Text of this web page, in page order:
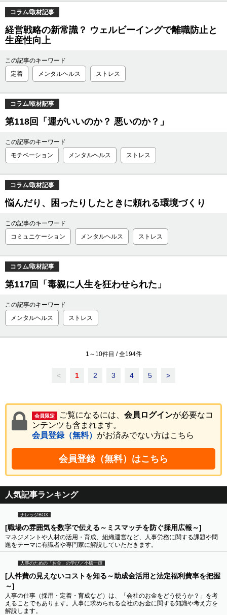
コラム/取材記事
経営戦略の新常識？ ウェルビーイングで離職防止と
生産性向上
この記事のキーワード
定着
メンタルヘルス ストレス
コラム/取材記事
第118回「運がいいのか？ 悪いのか？」
この記事のキーワード
モチベーション
メンタルヘルス ストレス
コラム/取材記事
悩んだり、困ったりしたときに頼れる環境づくり
この記事のキーワード
コミュニケーション
メンタルヘルス ストレス
コラム/取材記事
第117回「毒親に人生を狂わせられた」
この記事のキーワード
メンタルヘルス
ストレス
1 ～ 10件目 / 全194件
< 1 2 3 4 5 >
会員限定 ご覧になるには、 会員ログインが必要なコ
ンテンツも含まれます。
会員登録（無料） がお済みでない方はこちら
会員登録（無料）はこちら
人気記事ランキング
ナレッジBOX
[職場の雰囲気を数字で伝える～ミスマッチを防ぐ採用広報～]
マネジメントや人材の活用・育成、組織運営など、人事労務に関する課題や問
題をテーマに有識者や専門家に解説していただきます。
人事のための「お金」の学び／小橋一輝
[人件費の見えないコストを知る～助成金活用と法定福利費率を把握
～]
人事の仕事（採用・定着・育成など）は、「会社のお金をどう使うか？」を考
えることでもあります。人事に求められる会社のお金に関する知識や考え方を
解説します。